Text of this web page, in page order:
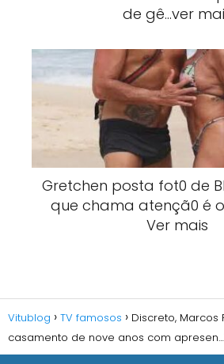
de gê…ver
Gretchen posta fot0 de
que chama atençã0 é
Ver mais
Vitublog TV famosos
Discreto, Marcos
casamento de nove anos com